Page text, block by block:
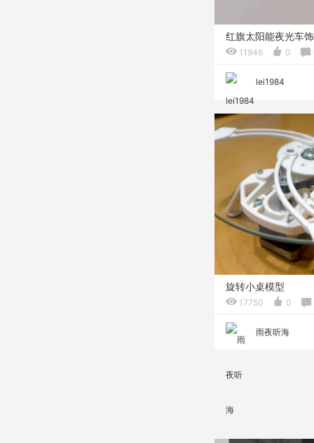
红旗太阳能夜光车
11946 0
lei1984
旋转小桌模型
17750 0
雨夜听海